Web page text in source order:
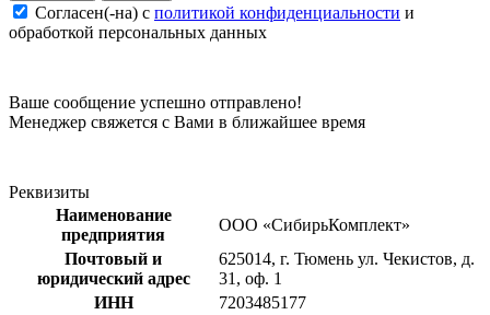
Согласен(-на) c политикой конфиденциальности и
обработкой персональных данных
Ваше сообщение успешно отправлено!
Менеджер свяжется с Вами в ближайшее время
Реквизиты
Наименование
предприятия
ООО «СибирьКомплект»
Почтовый и
юридический адрес
625014, г. Тюмень ул. Чекистов, д.
31, оф. 1
ИНН
7203485177